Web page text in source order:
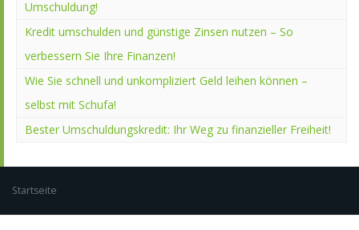
Umschuldung!
Kredit umschulden und günstige Zinsen nutzen – So
verbessern Sie Ihre Finanzen!
Wie Sie schnell und unkompliziert Geld leihen können –
selbst mit Schufa!
Bester Umschuldungskredit: Ihr Weg zu finanzieller Freiheit!
Startseite